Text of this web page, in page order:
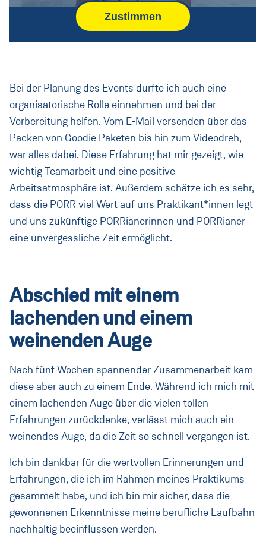
Bei der Planung des Events durfte ich auch eine
organisatorische Rolle einnehmen und bei der
Vorbereitung helfen. Vom E-Mail versenden über das
Packen von Goodie Paketen bis hin zum Videodreh,
war alles dabei. Diese Erfahrung hat mir gezeigt, wie
wichtig Teamarbeit und eine positive
Arbeitsatmosphäre ist. Außerdem schätze ich es sehr,
dass die PORR viel Wert auf uns Praktikant*innen legt
und uns zukünftige PORRianerinnen und PORRianer
eine unvergessliche Zeit ermöglicht.
Abschied mit einem
lachenden und einem
weinenden Auge
Nach fünf Wochen spannender Zusammenarbeit kam
diese aber auch zu einem Ende. Während ich mich mit
einem lachenden Auge über die vielen tollen
Erfahrungen zurückdenke, verlässt mich auch ein
weinendes Auge, da die Zeit so schnell vergangen ist.
Ich bin dankbar für die wertvollen Erinnerungen und
Erfahrungen, die ich im Rahmen meines Praktikums
gesammelt habe, und ich bin mir sicher, dass die
gewonnenen Erkenntnisse meine berufliche Laufbahn
nachhaltig beeinflussen werden.